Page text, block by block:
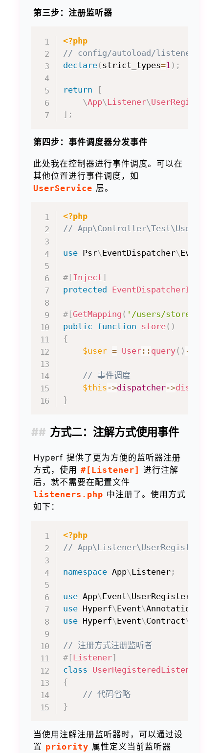
第三步：注册监听器
<?php
// config/autoload/listeners.php
declare( strict_types=1 ) ;
return
[
\App\Listener\
] ;
第四步：事件调度器分发事件
此处我在控制器进行事件调度。可以在
其他位置进行事件调度，如
UserService 层。
<?php
//
use Psr\EventDispatcher\
#[Inject ]
protected
#[GetMapping ( '/users/store'
public function store( )
{
$user = User:: query( ) ->
// 事件调度
$this ->dispatcher->dispatch
}
方式二：注解方式使用事件
Hyperf 提供了更为方便的监听器注册
方式，使用 #[Listener]
进行注解
后，就不需要在配置文件
listeners.php 中注册了。使用方式
如下：
<?php
//
namespace App\Listener;
use App\Event\UserRegistered
use Hyperf\Event\Annotation
use Hyperf\Event\Contract\
// 注册方式注册监听者
#[Listener]
class UserRegisteredListener
{
// 代码省略
}
当使用注解注册监听器时，可以通过设
置 priority 属性定义当前监听器